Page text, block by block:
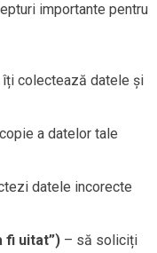
importante pentru
colectează datele și
a datelor tale
datele incorecte
fi uitat”) – să soliciți